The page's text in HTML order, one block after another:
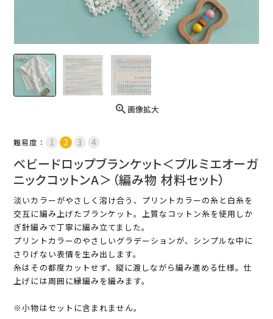
画像拡大
難易度：
ベビードロップブランケット＜プルミエオーガ
ニックコットンA＞（編み物 材料セット）
淡いカラーがやさしく溶け合う、プリントカラーの糸と白糸を
交互に編み上げたブランケット。上質なコットン糸を使用しか
ぎ針編みで丁寧に編み立てました。
プリントカラーのやさしいグラデーションが、シンプルな中に
さりげない表情を生み出します。
糸はその都度カットせず、縦に渡しながら編み進める仕様。仕
上げには周囲に縁編みを編みます。
※小物はセットに含まれません。